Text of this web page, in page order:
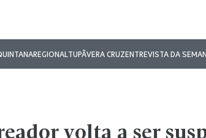
REGIONALTUPÃVERA CRUZENTREVISTA DA
volta a ser